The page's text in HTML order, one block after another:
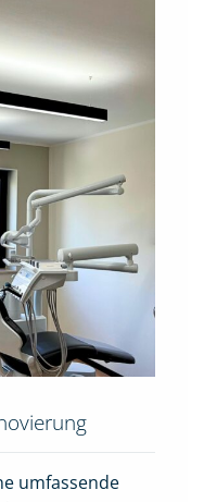
umfassende